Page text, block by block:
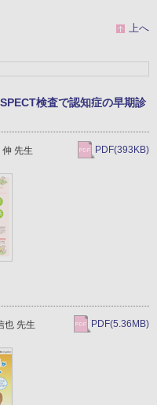
上へ
検査で認知症の早期診
先生 PDF(393KB)
也 先生 PDF(5.36MB)